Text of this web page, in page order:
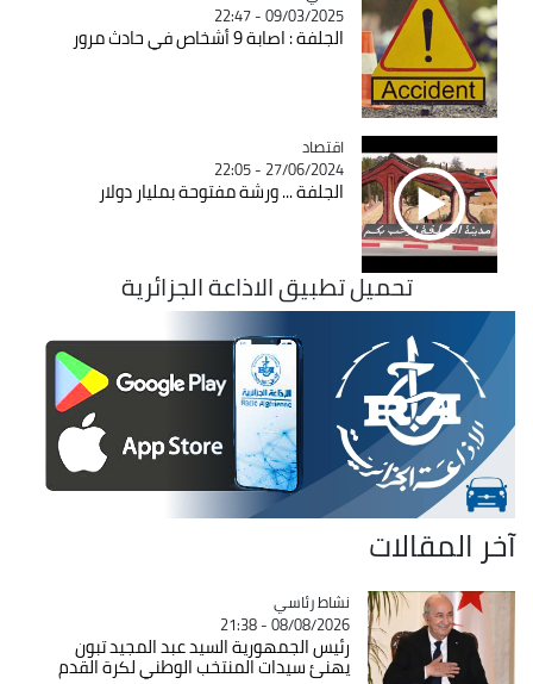
09/03/2025 - 22:47
الجلفة : اصابة 9 أشخاص في حادث مرور
Catégorie
اقتصاد
27/06/2024 - 22:05
الجلفة ... ورشة مفتوحة بمليار دولار
تحميل تطبيق الاذاعة الجزائرية
آخر المقالات
Catégorie
نشاط رئاسي
08/08/2026 - 21:38
رئيس الجمهورية السيد عبد المجيد تبون
يهنئ سيدات المنتخب الوطني لكرة القدم